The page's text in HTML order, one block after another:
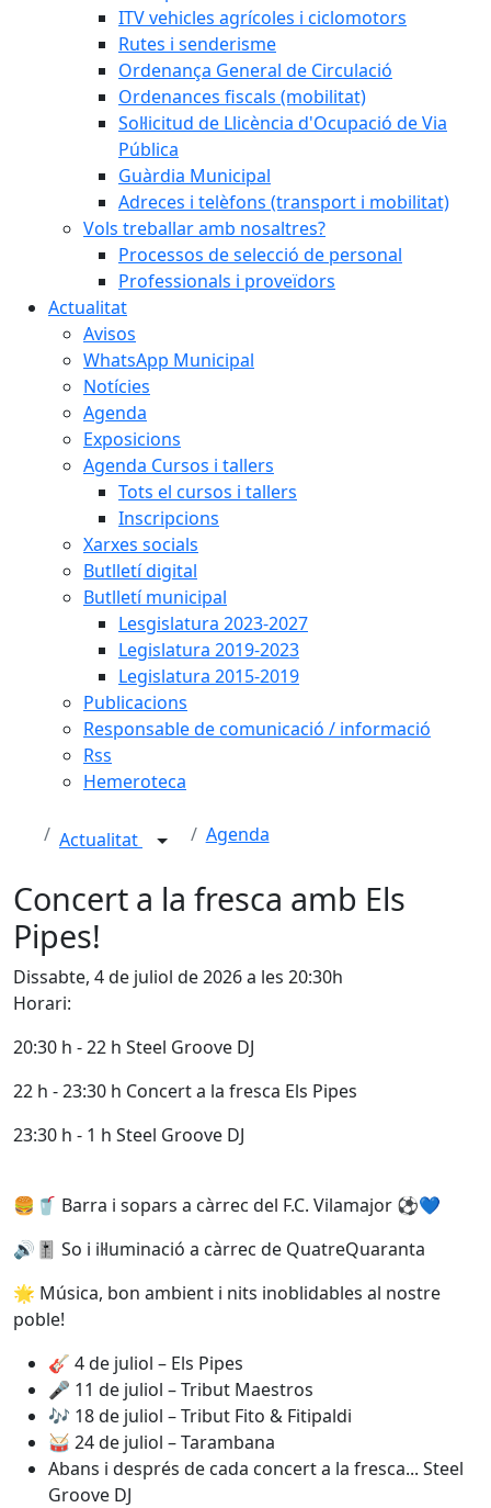
ITV vehicles agrícoles i ciclomotors
Rutes i senderisme
Ordenança General de Circulació
Ordenances fiscals (mobilitat)
Sol·licitud de Llicència d'Ocupació de Via
Pública
Guàrdia Municipal
Adreces i telèfons (transport i mobilitat)
Vols treballar amb nosaltres?
Processos de selecció de personal
Professionals i proveïdors
Actualitat
Avisos
WhatsApp Municipal
Notícies
Agenda
Exposicions
Agenda Cursos i tallers
Tots el cursos i tallers
Inscripcions
Xarxes socials
Butlletí digital
Butlletí municipal
Lesgislatura 2023-2027
Legislatura 2019-2023
Legislatura 2015-2019
Publicacions
Responsable de comunicació / informació
Rss
Hemeroteca
Actualitat Agenda
Concert a la fresca amb Els
Pipes!
Dissabte, 4 de juliol de 2026 a les 20:30h
Horari:
20:30 h - 22 h Steel Groove DJ
22 h - 23:30 h Concert a la fresca Els Pipes
23:30 h - 1 h Steel Groove DJ
🍔🥤 Barra i sopars a càrrec del F.C. Vilamajor ⚽💙
🔊🎚️ So i il·luminació a càrrec de QuatreQuaranta
🌟 Música, bon ambient i nits inoblidables al nostre
poble!
🎸 4 de juliol – Els Pipes
🎤 11 de juliol – Tribut Maestros
🎶 18 de juliol – Tribut Fito & Fitipaldi
🥁 24 de juliol – Tarambana
Abans i després de cada concert a la fresca... Steel
Groove DJ